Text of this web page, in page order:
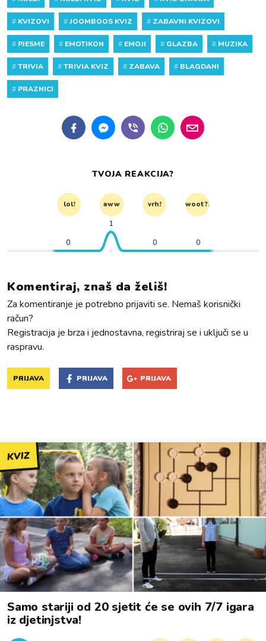
# KVIZOVI #JOOMBOOS KVIZ # ZABAVNI KVIZOVI
# PJESME # EMOTIKON # EMOJI # GLAZBA # MUZIKA
#TRIVIA #TRIVIA KVIZ # ZABAVA # BLAGDANI
# PRAZNICI
TVOJA REAKCIJA?
lol! aww vrh! woot?!
0
1
0 0
Komentiraj, znaš da želiš!
Za komentiranje je potrebno prijaviti se. Nemaš korisnički
račun?
Registracija je brza i jednostavna, registriraj se i uključi se u
raspravu.
PRIJAVA PRIJAVA PRIJAVA
KVIZ
Samo stariji od 20 sjetit će se ovih 7/7 igara
iz djetinjstva!